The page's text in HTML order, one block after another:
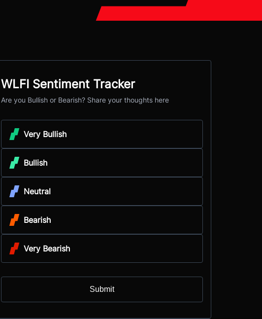
WLFI Sentiment Tracker
Are you Bullish or Bearish? Share your thoughts here
Very Bullish
Bullish
Neutral
Bearish
Very Bearish
Submit